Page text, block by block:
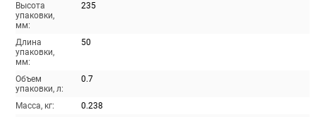
Высота
упаковки,
мм:
235
Длина
упаковки,
мм:
50
Объем
упаковки, л:
0.7
Масса, кг:
0.238